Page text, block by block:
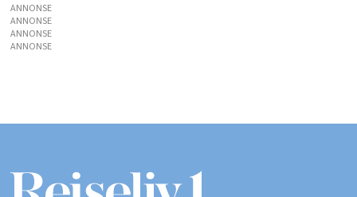
ANNONSE
ANNONSE
ANNONSE
ANNONSE